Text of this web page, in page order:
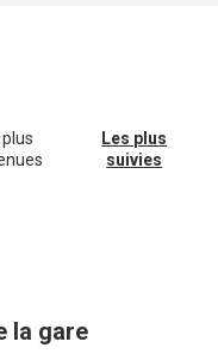
plus
Les plus
suivies
la gare